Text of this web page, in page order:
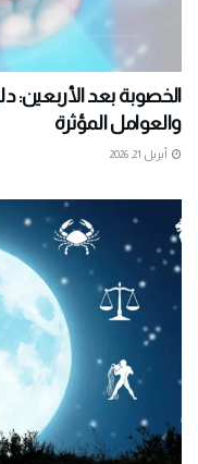
الخصوبة بعد
والعوامل المؤثرة
أبريل 21, 2026